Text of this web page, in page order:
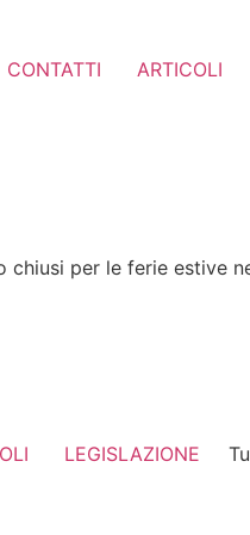
CONTATTI ARTICOLI
per le ferie estive
LEGISLAZIONE